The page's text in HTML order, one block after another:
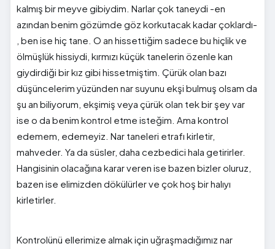
kalmış bir meyve gibiydim. Narlar çok taneydi -en
azından benim gözümde göz korkutacak kadar çoklardı-
, ben ise hiç tane. O an hissettiğim sadece bu hiçlik ve
ölmüşlük hissiydi, kırmızı küçük tanelerin özenle kan
giydirdiği bir kız gibi hissetmiştim. Çürük olan bazı
düşüncelerim yüzünden nar suyunu ekşi bulmuş olsam da
şu an biliyorum, ekşimiş veya çürük olan tek bir şey var
ise o da benim kontrol etme isteğim. Ama kontrol
edemem, edemeyiz. Nar taneleri etrafı kirletir,
mahveder. Ya da süsler, daha cezbedici hala getirirler.
Hangisinin olacağına karar veren ise bazen bizler oluruz,
bazen ise elimizden dökülürler ve çok hoş bir halıyı
kirletirler.
Kontrolünü ellerimize almak için uğraşmadığımız nar